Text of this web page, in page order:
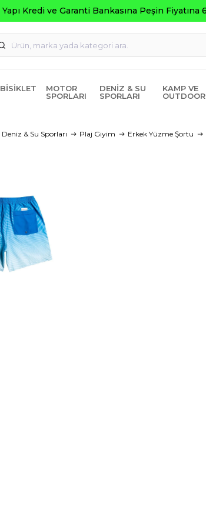
BISIKLET
MOTOR
SPORLARI
DENIZ & SU
SPORLARI
KAMP VE
OUTDOOR
Deniz & Su Sporları Plaj Giyim Erkek Yüzme Şortu